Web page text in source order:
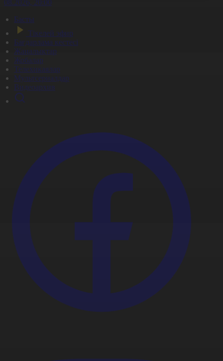
20:00
Басты
Тікелей эфир
Бағдарлама кестесі
Жаңалықтар
Жобалар
Телехикаялар
Мультсериалдар
Видеоархив